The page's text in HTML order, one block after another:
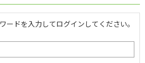
ードを入力してログインしてください。